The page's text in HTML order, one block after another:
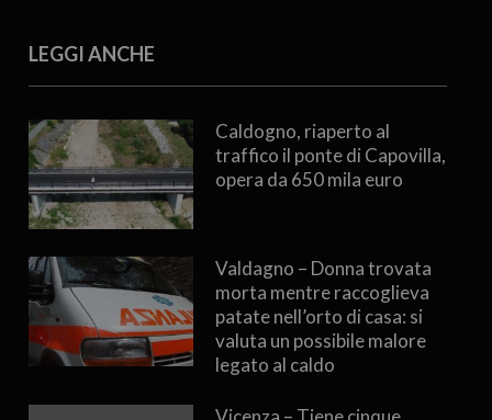
LEGGI ANCHE
Caldogno, riaperto al
traffico il ponte di Capovilla,
opera da 650 mila euro
Valdagno – Donna trovata
morta mentre raccoglieva
patate nell’orto di casa: si
valuta un possibile malore
legato al caldo